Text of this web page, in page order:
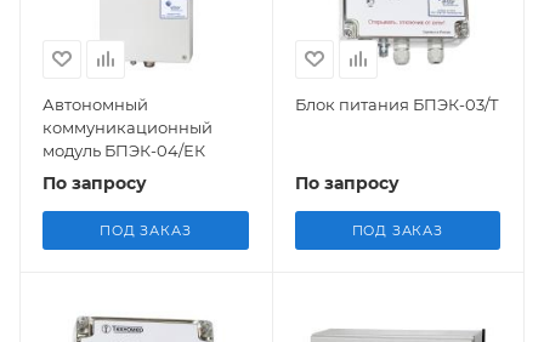
Автономный
коммуникационный
модуль БПЭК-04/ЕК
По запросу
ПОД ЗАКАЗ
Блок питания БПЭК-03/Т
По запросу
ПОД ЗАКАЗ